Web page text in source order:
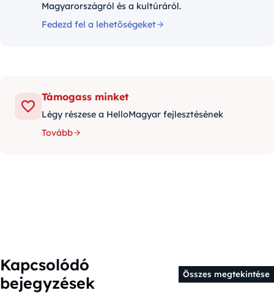
Magyarországról és a kultúráról.
Fedezd fel a lehetőségeket
Támogass minket
Légy részese a HelloMagyar fejlesztésének
Tovább
Kapcsolódó
bejegyzések
Összes megtekintése